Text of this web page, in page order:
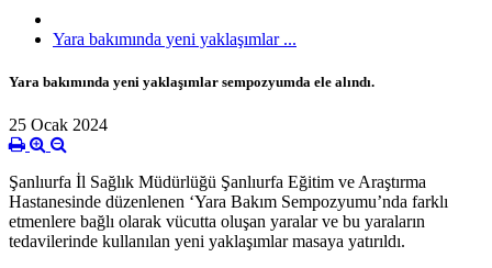
Yara bakımında yeni yaklaşımlar ...
Yara bakımında yeni yaklaşımlar sempozyumda ele alındı.
25 Ocak 2024
Şanlıurfa İl Sağlık Müdürlüğü Şanlıurfa Eğitim ve Araştırma
Hastanesinde düzenlenen ‘Yara Bakım Sempozyumu’nda farklı
etmenlere bağlı olarak vücutta oluşan yaralar ve bu yaraların
tedavilerinde kullanılan yeni yaklaşımlar masaya yatırıldı.